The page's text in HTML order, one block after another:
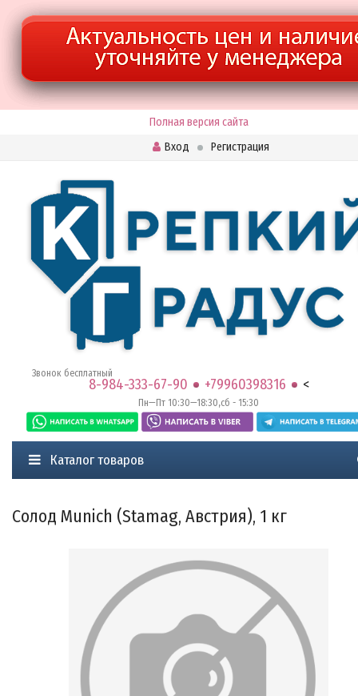
Полная версия сайта
Вход
Регистрация
8-984-333-67-90 +79960398316 <
Звонок бесплатный
Пн—Пт 10:30—18:30,сб - 15:30
Каталог товаров
Солод Munich (Stamag, Австрия), 1 кг